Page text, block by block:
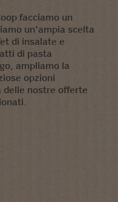
facciamo un
un'ampia scelta
di insalate e
di pasta
ampliamo la
opzioni
delle nostre offerte